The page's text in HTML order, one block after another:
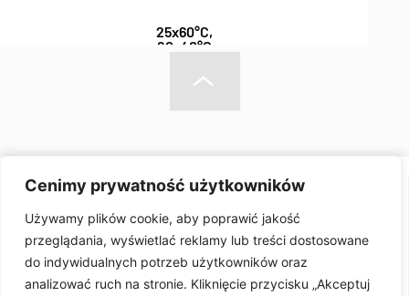
Cenimy prywatność użytkowników
Używamy plików cookie, aby poprawić jakość
przeglądania, wyświetlać reklamy lub treści dostosowane
do indywidualnych potrzeb użytkowników oraz
analizować ruch na stronie. Kliknięcie przycisku „Akceptuj
25x60°C,
80x40°C
POLIMER